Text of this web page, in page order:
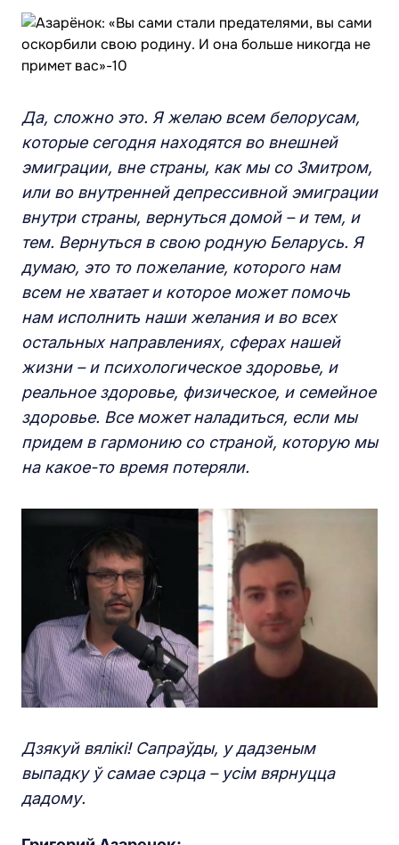
Да, сложно это. Я желаю всем белорусам,
которые сегодня находятся во внешней
эмиграции, вне страны, как мы со Змитром,
или во внутренней депрессивной эмиграции
внутри страны, вернуться домой – и тем, и
тем. Вернуться в свою родную Беларусь. Я
думаю, это то пожелание, которого нам
всем не хватает и которое может помочь
нам исполнить наши желания и во всех
остальных направлениях, сферах нашей
жизни – и психологическое здоровье, и
реальное здоровье, физическое, и семейное
здоровье. Все может наладиться, если мы
придем в гармонию со страной, которую мы
на какое-то время потеряли.
Дзякуй вялікі! Сапраўды, у дадзеным
выпадку ў самае сэрца – усім вярнуцца
дадому.